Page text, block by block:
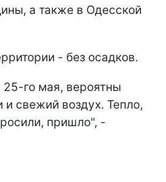
а также в Одесской
- без осадков.
го мая, вероятны
свежий воздух. Тепло,
пришло", -